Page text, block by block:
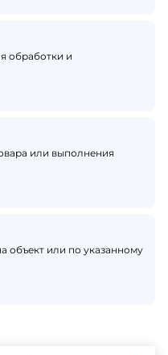
обработки и
или выполнения
объект или по указанному